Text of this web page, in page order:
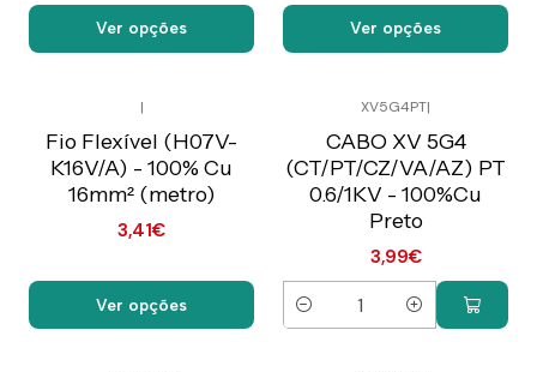
Ver opções Ver opções
C/IVA
|
Fio Flexível (H07V-
K16V/A) - 100% Cu
16mm² (metro)
3,41€
Ver opções
C/IVA
XV5G4PT|
CABO XV 5G4
(CT/PT/CZ/VA/AZ) PT
0.6/1KV - 100%Cu
Preto
3,99€
Quantidade